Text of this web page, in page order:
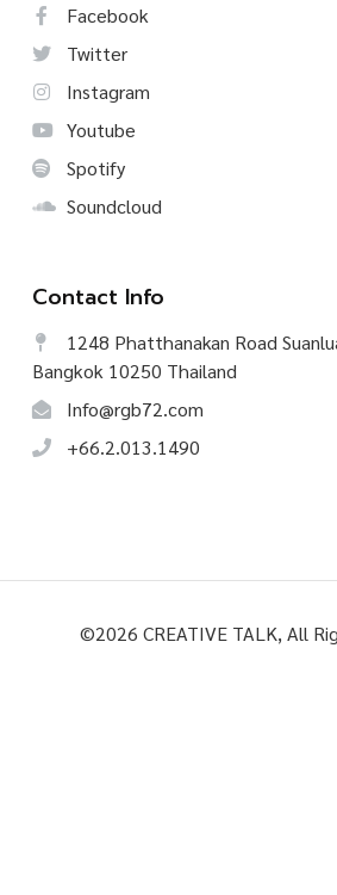
Facebook
Twitter
Instagram
Youtube
Spotify
Soundcloud
Contact Info
1248 Phatthanakan Road
Bangkok 10250 Thailand
Info@rgb72.com
+66.2.013.1490
©2026 CREATIVE TALK, All